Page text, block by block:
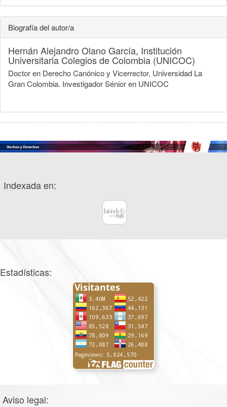
Biografía del autor/a
Hernán Alejandro Olano García, Institución
Universitaria Colegios de Colombia (UNICOC)
Doctor en Derecho Canónico y Vicerrector, Universidad La
Gran Colombia. Investigador Sénior en UNICOC
Indexada en:
Estadísticas:
Aviso legal: